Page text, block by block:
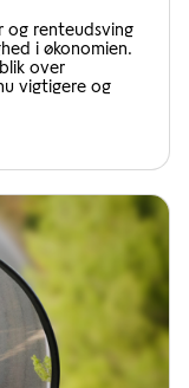
og renteudsving
i økonomien.
over
vigtigere og